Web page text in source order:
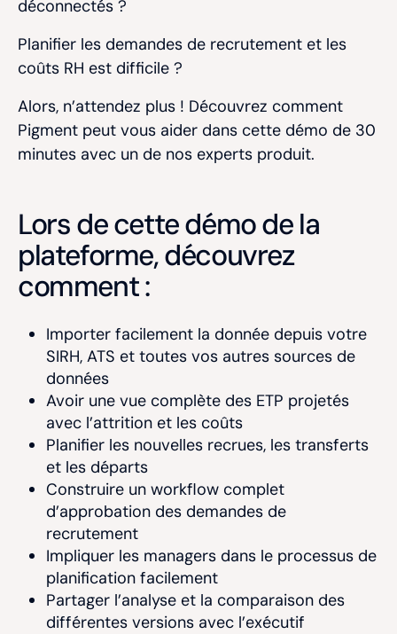
déconnectés ?
Planifier les demandes de recrutement et les
coûts RH est difficile ?
Alors, n’attendez plus ! Découvrez comment
Pigment peut vous aider dans cette démo de 30
minutes avec un de nos experts produit.
Lors de cette démo de la
plateforme, découvrez
comment :
Importer facilement la donnée depuis votre
SIRH, ATS et toutes vos autres sources de
données
Avoir une vue complète des ETP projetés
avec l’attrition et les coûts
Planifier les nouvelles recrues, les transferts
et les départs
Construire un workflow complet
d’approbation des demandes de
recrutement
Impliquer les managers dans le processus de
planification facilement
Partager l’analyse et la comparaison des
différentes versions avec l’exécutif